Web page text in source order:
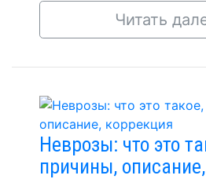
Читать
Неврозы: что это
причины,